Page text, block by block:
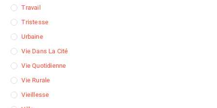
Travail
Tristesse
Urbaine
Vie Dans La Cité
Vie Quotidienne
Vie Rurale
Vieillesse